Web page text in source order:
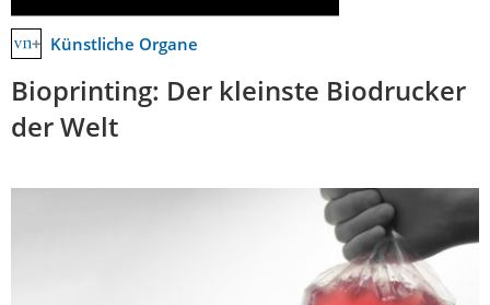
Künstliche Organe
Bioprinting: Der kleinste Biodrucker
der Welt